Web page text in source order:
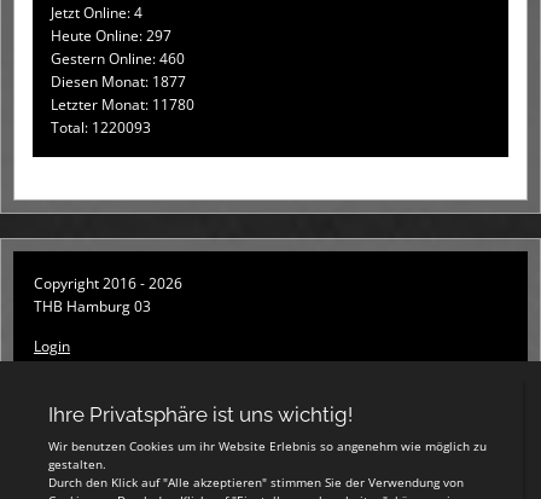
Jetzt Online: 4
Heute Online: 297
Gestern Online: 460
Diesen Monat: 1877
Letzter Monat: 11780
Total: 1220093
Copyright 2016 - 2026
THB Hamburg 03
Login
Impressum
Datenschutzerklärung
Teamsports 2